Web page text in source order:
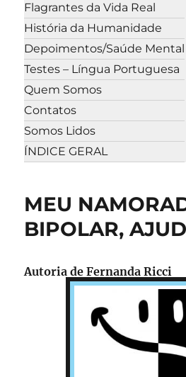
Flagrantes da Vida Real
História da Humanidade
Depoimentos/Saúde Mental
Testes – Língua Portuguesa
Quem Somos
Contatos
Somos Lidos
ÍNDICE GERAL
MEU
BIPOLAR,
Autoria de Fernanda Ricci